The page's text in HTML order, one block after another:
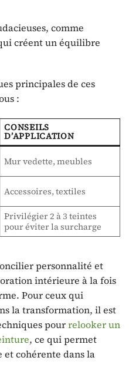
comme
créent un équilibre
principales de ces
:
CONSEILS
D’APPLICATION
Mur vedette, meubles
Accessoires, textiles
Privilégier 2 à 3 teintes
pour éviter la surcharge
personnalité et
intérieure à la fois
Pour ceux qui
la transformation, il est
pourrelooker un
, ce qui permet
et cohérente dans la